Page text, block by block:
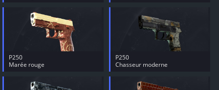
P250
Marée rouge
P250
Chasseur moderne